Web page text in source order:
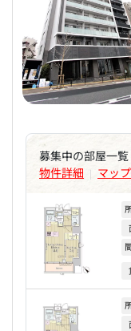
募集中の部屋一覧
物件詳細 | マップ